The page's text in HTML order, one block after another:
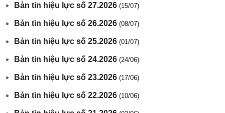
Bản tin hiệu lực số 27.2026 (15/07)
Bản tin hiệu lực số 26.2026 (08/07)
Bản tin hiệu lực số 25.2026 (01/07)
Bản tin hiệu lực số 24.2026 (24/06)
Bản tin hiệu lực số 23.2026 (17/06)
Bản tin hiệu lực số 22.2026 (10/06)